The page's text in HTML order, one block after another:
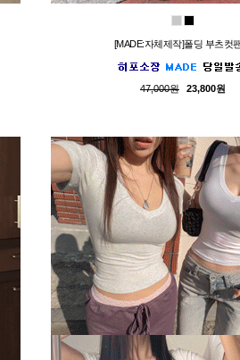
[MADE:자체제작]폴딩 부츠컷
47,000원 23,800원